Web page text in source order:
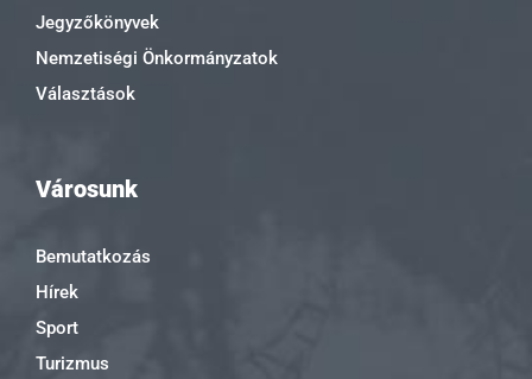
Jegyzőkönyvek
Nemzetiségi Önkormányzatok
Választások
Városunk
Bemutatkozás
Hírek
Sport
Turizmus